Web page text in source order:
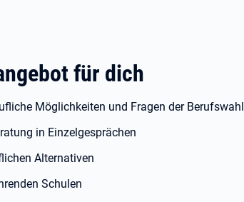
für dich
Möglichkeiten und Fragen der Berufswahl
in Einzelgesprächen
Alternativen
Schulen